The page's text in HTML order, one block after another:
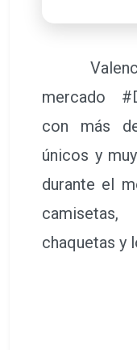
mercado
con más
únicos y
durante el
chaquetas y